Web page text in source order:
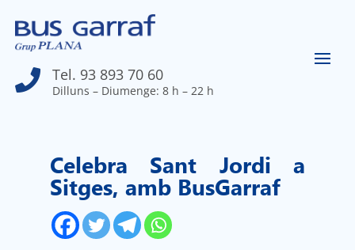
 Tel. 93 893 70 60
Dilluns – Diumenge: 8 h – 22 h
Celebra Sant Jordi a
Sitges, amb BusGarraf